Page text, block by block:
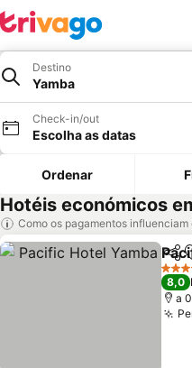
Destino
Yamba
Check-in/out
Escolha as datas
Ordenar
Hotéis económicos
Como os pagamentos influenciam
4
8,0
a